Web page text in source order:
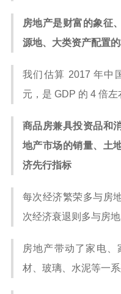
房地产是财富的象征
源地、大类资产配置
我们估算 2017 年中
元，是 GDP 的 4 倍
商品房兼具投资品和
地产市场的销量、土
济先行指标
每次经济繁荣多与房
次经济衰退则多与房
房地产带动了家电
材、玻璃、水泥等一